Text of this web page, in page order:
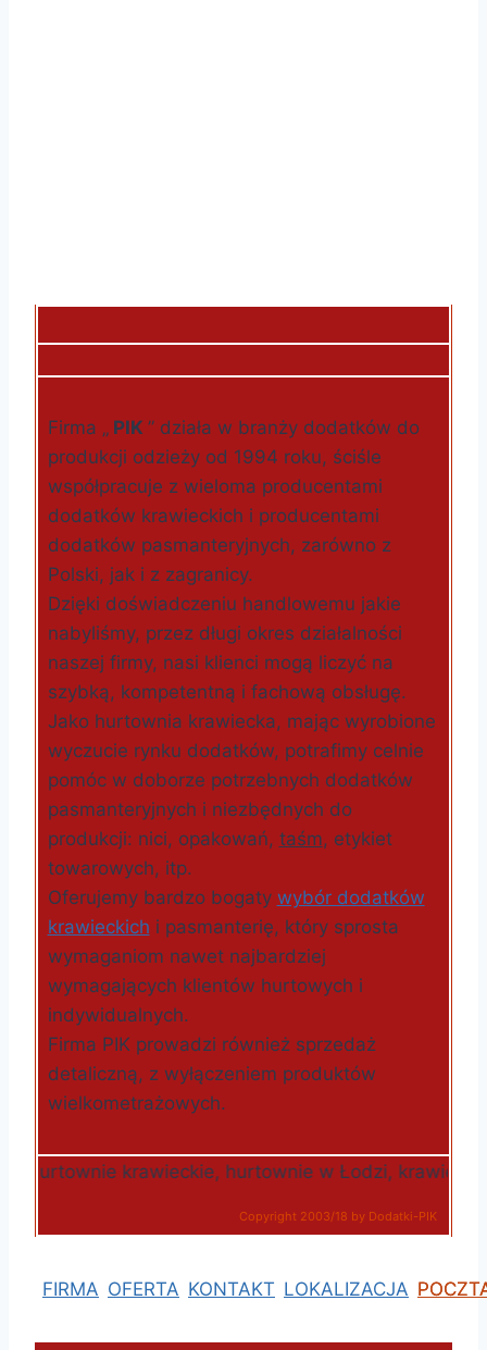
Firma „PIK ” działa w branży dodatków do
produkcji odzieży od 1994 roku, ściśle
współpracuje z wieloma producentami
dodatków krawieckich i producentami
dodatków pasmanteryjnych, zarówno z
Polski, jak i z zagranicy.
Dzięki doświadczeniu handlowemu jakie
nabyliśmy, przez długi okres działalności
naszej firmy, nasi klienci mogą liczyć na
szybką, kompetentną i fachową obsługę.
Jako hurtownia krawiecka, mając wyrobione
wyczucie rynku dodatków, potrafimy celnie
pomóc w doborze potrzebnych dodatków
pasmanteryjnych i niezbędnych do
produkcji: nici, opakowań, taśm, etykiet
towarowych, itp.
Oferujemy bardzo bogaty wybór dodatków
krawieckich i pasmanterię, który sprosta
wymaganiom nawet najbardziej
wymagających klientów hurtowych i
indywidualnych.
Firma PIK prowadzi również sprzedaż
detaliczną, z wyłączeniem produktów
wielkometrażowych.
krawieckie, hurtownie w Łodzi, krawieckie
Copyright 2003/18 by Dodatki-PIK
FIRMA OFERTA KONTAKT LOKALIZACJA